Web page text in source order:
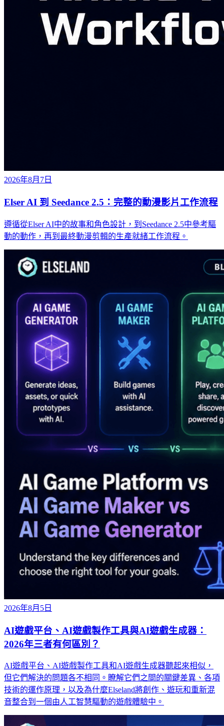
2026年8月7日
Elser AI 到 Seedance 2.5：完整的動漫影片工作流程
遵循從Elser AI中的故事和角色設計，到Seedance 2.5中參考驅
動的動作，再到最終動漫剪輯的生產就緒工作流程。
2026年8月5日
AI遊戲平台、AI遊戲製作工具與AI遊戲生成器：
2026年三者有何區別？
AI遊戲平台、AI遊戲製作工具和AI遊戲生成器聽起來相似，
但它們解決的問題各不相同。瞭解它們之間的關鍵差異、各項
技術的運作原理，以及為什麼Elseland將創作、遊玩和重新混
音整合到一個由人工智慧驅動的遊戲體驗中。